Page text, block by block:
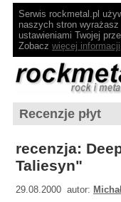
Serwis rockmetal.pl
naszych stron
ustawieniami Twojej
Zobacz więcej informacji
Recenzje płyt
recenzja:
Taliesyn"
29.08.2000 autor: